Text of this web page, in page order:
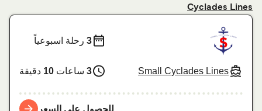
Cyclades Lines
Small Cyclades Lines
3رحلة اسبوعياً
3 ساعات10دقيقة